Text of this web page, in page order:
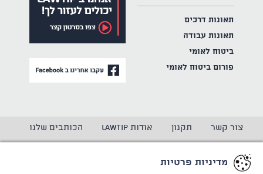
תאונות דרכים
תאונות עבודה
ביטוח לאומי
פורום ביטוח לאומי
צור קשר תקנון אודות LAWTIP הכותבים שלנו
מדיניות פרטיות